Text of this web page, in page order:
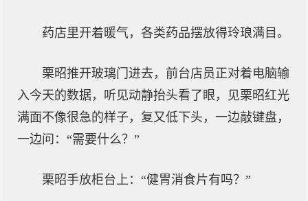
药店里开着暖气，各类药品摆放得玲琅满目。
栗昭推开玻璃门进去，前台店员正对着电脑输
入今天的数据，听见动静抬头看了眼，见栗昭红光
满面不像很急的样子，复又低下头，一边敲键盘，
一边问：“需要什么？”
栗昭手放柜台上：“健胃消食片有吗？”